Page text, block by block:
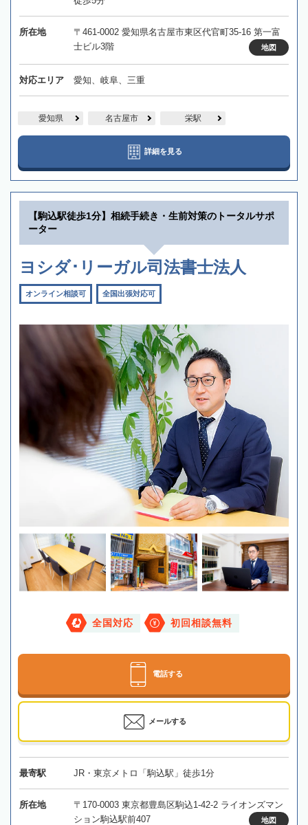
所在地
〒461-0002 愛知県名古屋市東区代官町35-16 第一富
士ビル3階
地図
対応エリア 愛知、岐阜、三重
愛知県 名古屋市 栄駅
詳細を見る
【駒込駅徒歩1分】相続手続き・生前対策のトータルサポ
ーター
ヨシダ･リーガル司法書士法人
オンライン相談可 全国出張対応可
全国対応 初回相談無料
電話する
メールする
最寄駅 JR・東京メトロ「駒込駅」徒歩1分
所在地
〒170-0003 東京都豊島区駒込1-42-2 ライオンズマン
ション駒込駅前407
地図